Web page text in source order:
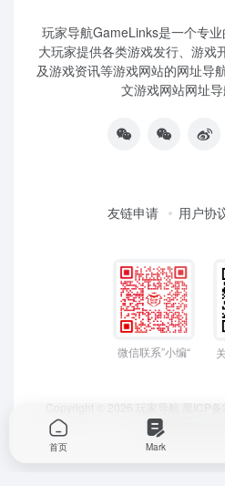
玩家导航GameLinks是一个专
大玩家提供各类游戏发行、游戏
及游戏资讯等游戏网站的网址导
文游戏网站网址导
友链申请 用户协
微信联系”小编“
Copyright © 2026 玩家导航 黑ICP
安备
首页 Mark